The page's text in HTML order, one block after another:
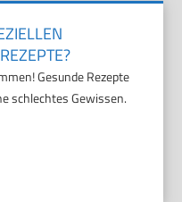
Gesunde Rezepte
schlechtes Gewissen.